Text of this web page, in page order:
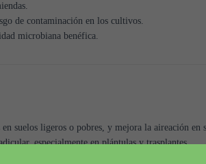
de contaminación en los cultivos.
microbiana benéfica.
suelos ligeros o pobres, y mejora la aireación en
especialmente en plántulas y trasplantes.
para el suelo.